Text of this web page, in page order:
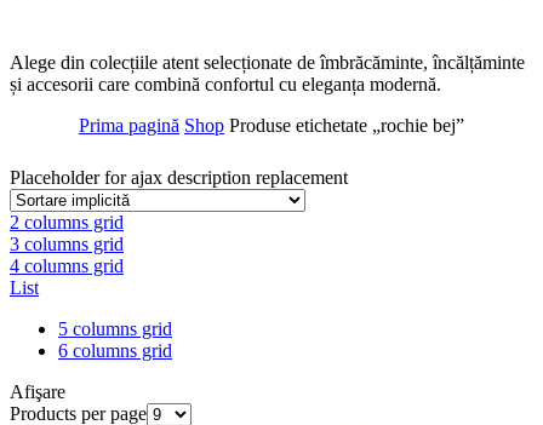
Alege din colecțiile atent selecționate de îmbrăcăminte, încălțăminte
și accesorii care combină confortul cu eleganța modernă.
Prima pagină Shop Produse etichetate „rochie bej”
Placeholder for ajax description replacement
2 columns grid
3 columns grid
4 columns grid
List
5 columns grid
6 columns grid
Afişare
Products per page